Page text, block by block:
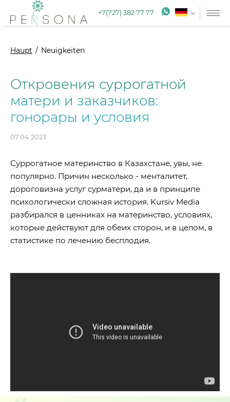
+7(727) 382 77 77
Haupt Neuigkeiten
Откровения суррогатной
матери и заказчиков:
гонорары и условия
07.04.2023
Суррогатное материнство в Казахстане, увы, не
популярно. Причин несколько - менталитет,
дороговизна услуг сурматери, да и в принципе
психологически сложная история. Kursiv Media
разбирался в ценниках на материнство, условиях,
которые действуют для обеих сторон, и в целом, в
статистике по лечению бесплодия.